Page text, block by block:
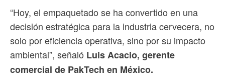
“Hoy, el empaquetado se ha convertido en una
decisión estratégica para la industria cervecera, no
solo por eficiencia operativa, sino por su impacto
ambiental”, señaló Luis Acacio, gerente
comercial de PakTech en México.